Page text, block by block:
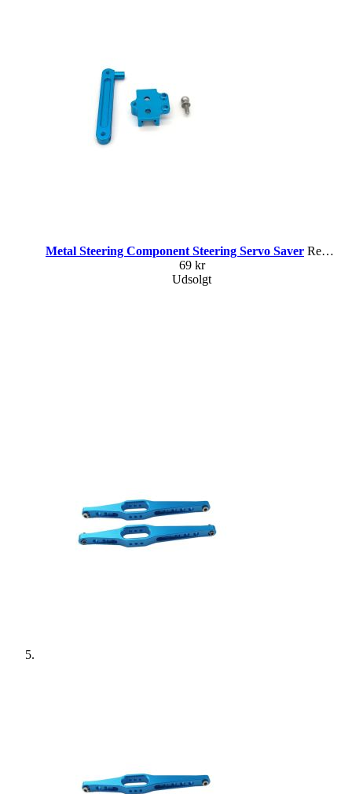
Metal Steering Component Steering Servo Saver ReadyToSky CAA-335 erstatter wltoys 0010
69 kr
Udsolgt